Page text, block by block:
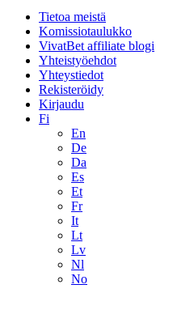
Tietoa meistä
Komissiotaulukko
VivatBet affiliate blogi
Yhteistyöehdot
Yhteystiedot
Rekisteröidy
Kirjaudu
Fi
En
De
Da
Es
Et
Fr
It
Lt
Lv
Nl
No